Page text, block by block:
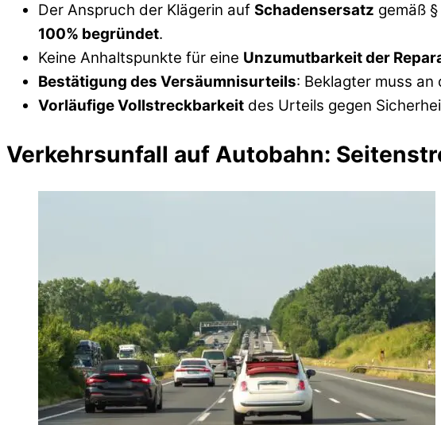
Der Anspruch der Klägerin auf Schadensersatz gemäß
100% begründet.
Keine Anhaltspunkte für eine Unzumutbarkeit der
Bestätigung des Versäumnisurteils: Beklagter muss an
Vorläufige Vollstreckbarkeit des Urteils gegen
Verkehrsunfall auf Autobahn: